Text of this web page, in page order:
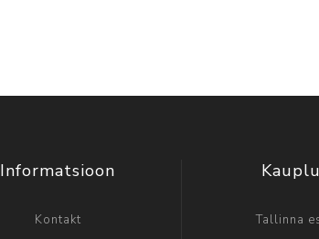
Informatsioon
Kontakt
Tallinna